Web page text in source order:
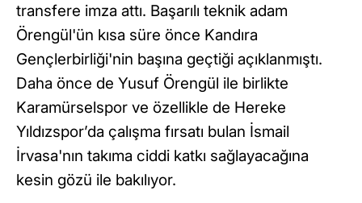
transfere imza attı. Başarılı teknik adam
Örengül'ün kısa süre önce Kandıra
Gençlerbirliği'nin başına geçtiği açıklanmıştı.
Daha önce de Yusuf Örengül ile birlikte
Karamürselspor ve özellikle de Hereke
Yıldızspor’da çalışma fırsatı bulan İsmail
İrvasa'nın takıma ciddi katkı sağlayacağına
kesin gözü ile bakılıyor.